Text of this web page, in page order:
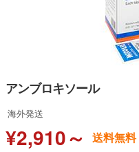
アンブロキソール
海外発送
¥2,910～ 送料無料